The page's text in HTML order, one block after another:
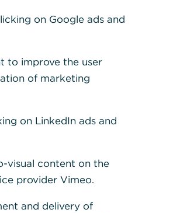
on Google ads and
to improve the user
of marketing
on LinkedIn ads and
visual content on the
provider Vimeo.
and delivery of